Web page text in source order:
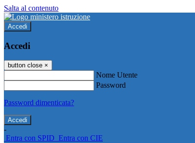
Salta al contenuto
Accedi
Accedi
button close ×
Nome Utente
Password
Password dimenticata?
-
Entra con SPID Entra con CIE